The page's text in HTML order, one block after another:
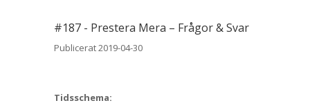
#187- Prestera Mera – Frågor & Svar
Publicerat 2019-04-30
Tidsschema: